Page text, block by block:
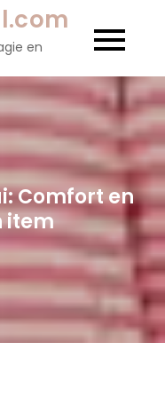
en
Comfort en
item